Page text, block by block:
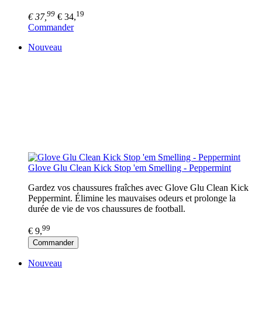
€ 37, 99 € 34,19
Commander
Nouveau
Glove Glu Clean Kick Stop 'em Smelling - Peppermint
Gardez vos chaussures fraîches avec Glove Glu Clean Kick
Peppermint. Élimine les mauvaises odeurs et prolonge la
durée de vie de vos chaussures de football.
€ 9,99
Commander
Nouveau